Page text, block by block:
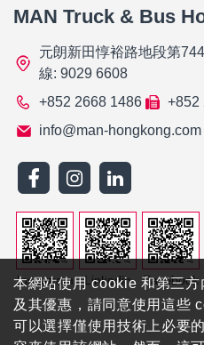
MAN Truck & Bus
元朗新田惇裕路地段第
線: 9029 6608
+852 2668 1486
+852
info@man-hongkong.com
Instagram Linkedin Facebook
本網站使用 cookie 和第三
及其優惠，請同意使用這些
可以選擇僅使用技術上必要